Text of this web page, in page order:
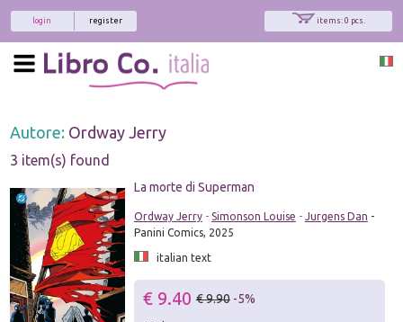
items: 0 pcs.
register
login
Autore: Ordway Jerry
3 item(s) found
La morte di Superman
Ordway Jerry- Simonson Louise - Jurgens Dan -
Panini Comics, 2025
italian text
€ 9.40 € 9.90 -5%